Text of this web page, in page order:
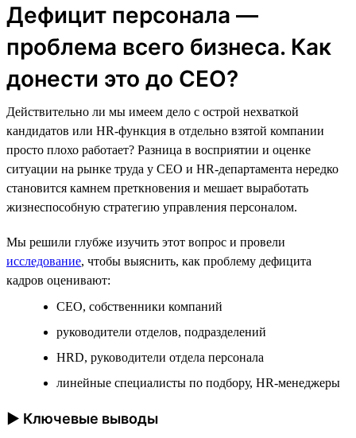
Дефицит персонала —
проблема всего бизнеса. Как
донести это до CEO?
Действительно ли мы имеем дело с острой нехваткой
кандидатов или HR-функция в отдельно взятой компании
просто плохо работает? Разница в восприятии и оценке
ситуации на рынке труда у CEO и HR-департамента нередко
становится камнем преткновения и мешает выработать
жизнеспособную стратегию управления персоналом.
Мы решили глубже изучить этот вопрос и провели
исследование, чтобы выяснить, как проблему дефицита
кадров оценивают:
CEO, собственники компаний
руководители отделов, подразделений
HRD, руководители отдела персонала
линейные специалисты по подбору, HR-менеджеры
► Ключевые выводы